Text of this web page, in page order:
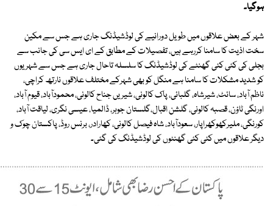
ہوگیا۔
شہر کے بعض علاقوں میں طویل دورانیے کی لوڈشیڈنگ جاری ہے جس سے مکین
سخت اذیت کا سامنا کررہے ہیں، تفصیلات کے مطابق کے ای ایس سی کی جانب سے
بجلی کی کئی کئی گھنٹے کی لوڈشیڈنگ کا سلسلہ تاحال جاری ہے جس سے شہریوں
کو شدید مشکلات کا سامنا ہے منگل کو بھی شہرکے مختلف علاقوں نارتھ کراچی،
ناظم آباد، سائٹ، شیرشاہ، گلبائی، پاک کالونی، شیریں جناح کالونی، محمودآباد، قیوم آباد،
اورنگی ٹاؤن، قصبہ کالونی، گلشن اقبال،گلستان جوہر، ڈالمیا، عیسی نگری، لیاقت آباد،
کورنگی، ملیرکھوکھراپار، سعودآباد، شاہ فیصل کالونی، کھارادر، برنس روڈ، پاکستان چوک و
دیگر علاقوں میں کئی کئی گھنٹوں کی لوڈشیڈنگ کی گئی۔